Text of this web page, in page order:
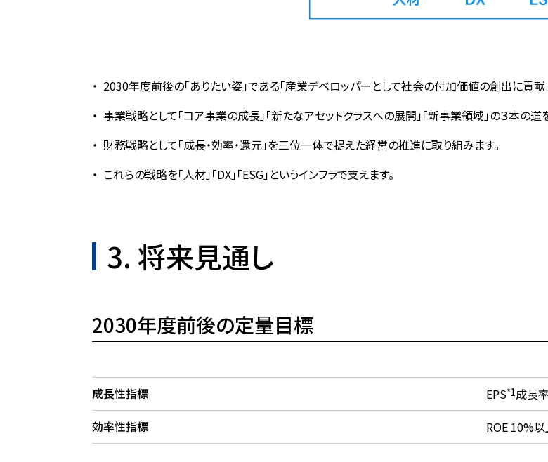
2030年度前後の「ありたい姿」である「産業デベロッパーとして社会の付加価値の創出に貢献
事業戦略として「コア事業の成長」「新たなアセットクラスへの展開」「新事業領域」の３本の
財務戦略として「成長・効率・還元」を三位一体で捉えた経営の推進に取り組みます。
これらの戦略を「人材」「DX」「ESG」というインフラで支えます。
3. 将来見通し
2030年度前後の定量目標
成長性指標 EPS*1成長
効率性指標 ROE 10%以